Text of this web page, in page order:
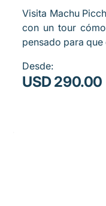
Visita Machu
con un tour
pensado para
recojo en tu…
Desde:
USD 290.00